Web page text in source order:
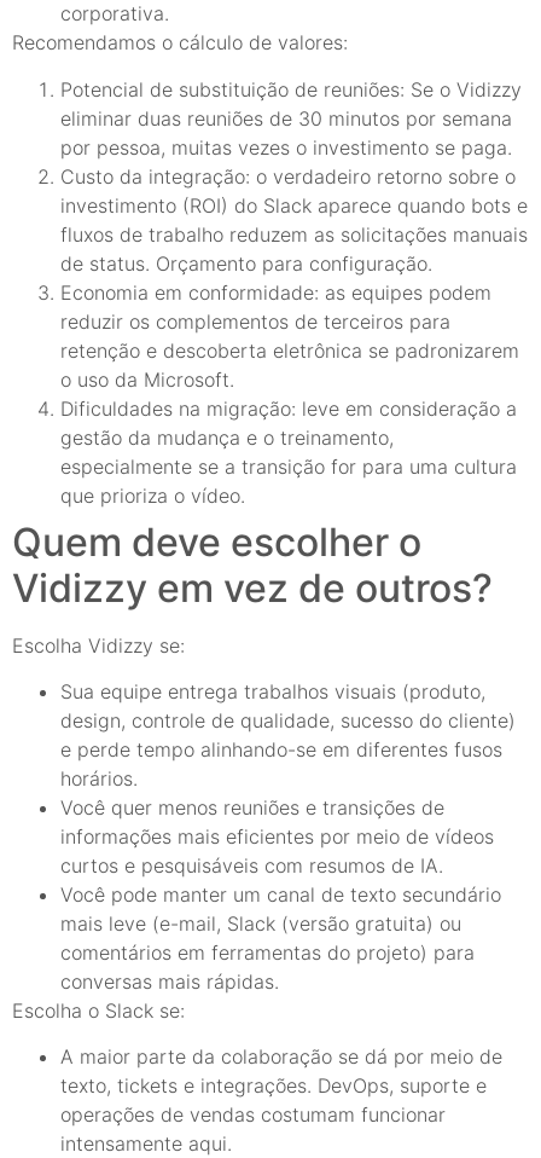
corporativa.
Recomendamos o cálculo de valores:
Potencial de substituição de reuniões: Se o Vidizzy
eliminar duas reuniões de 30 minutos por semana
por pessoa, muitas vezes o investimento se paga.
Custo da integração: o verdadeiro retorno sobre o
investimento (ROI) do Slack aparece quando bots e
fluxos de trabalho reduzem as solicitações manuais
de status. Orçamento para configuração.
Economia em conformidade: as equipes podem
reduzir os complementos de terceiros para
retenção e descoberta eletrônica se padronizarem
o uso da Microsoft.
Dificuldades na migração: leve em consideração a
gestão da mudança e o treinamento,
especialmente se a transição for para uma cultura
que prioriza o vídeo.
Quem deve escolher o
Vidizzy em vez de outros?
Escolha Vidizzy se:
Sua equipe entrega trabalhos visuais (produto,
design, controle de qualidade, sucesso do cliente)
e perde tempo alinhando-se em diferentes fusos
horários.
Você quer menos reuniões e transições de
informações mais eficientes por meio de vídeos
curtos e pesquisáveis com resumos de IA.
Você pode manter um canal de texto secundário
mais leve (e-mail, Slack (versão gratuita) ou
comentários em ferramentas do projeto) para
conversas mais rápidas.
Escolha o Slack se:
A maior parte da colaboração se dá por meio de
texto, tickets e integrações. DevOps, suporte e
operações de vendas costumam funcionar
intensamente aqui.